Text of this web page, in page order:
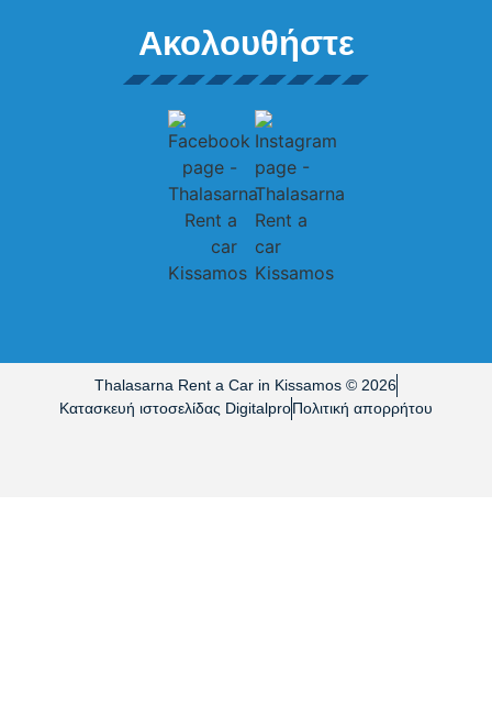
Ακολουθήστε
Thalasarna Rent a Car in Kissamos © 2026
Κατασκευή ιστοσελίδας DigitalproΠολιτική απορρήτου